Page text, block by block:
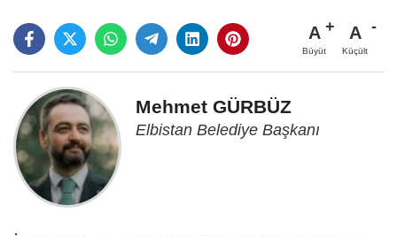
A
Büyüt
A
Küçült
Mehmet GÜRBÜZ
Elbistan Belediye Başkanı